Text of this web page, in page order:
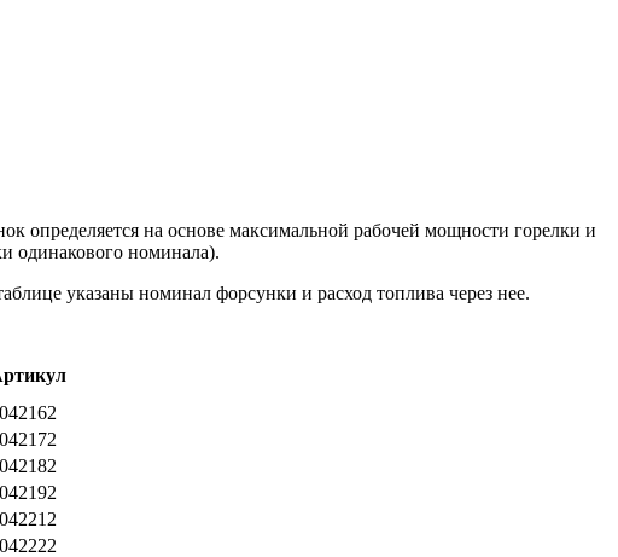
определяется на основе максимальной рабочей мощности горелки и
одинакового номинала).
указаны номинал форсунки и расход топлива через нее.